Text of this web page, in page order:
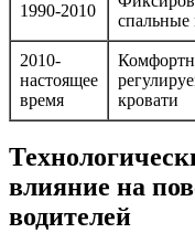
1990-2010
спальные
2010-
настоящее
время
кровати
влияние на
водителей